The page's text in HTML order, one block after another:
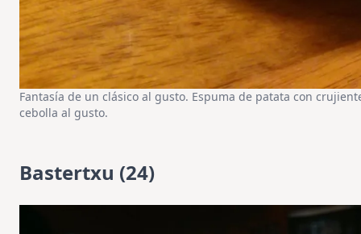
Fantasía de un clásico al gusto. Espuma de patata con
cebolla al gusto.
Bastertxu (24)